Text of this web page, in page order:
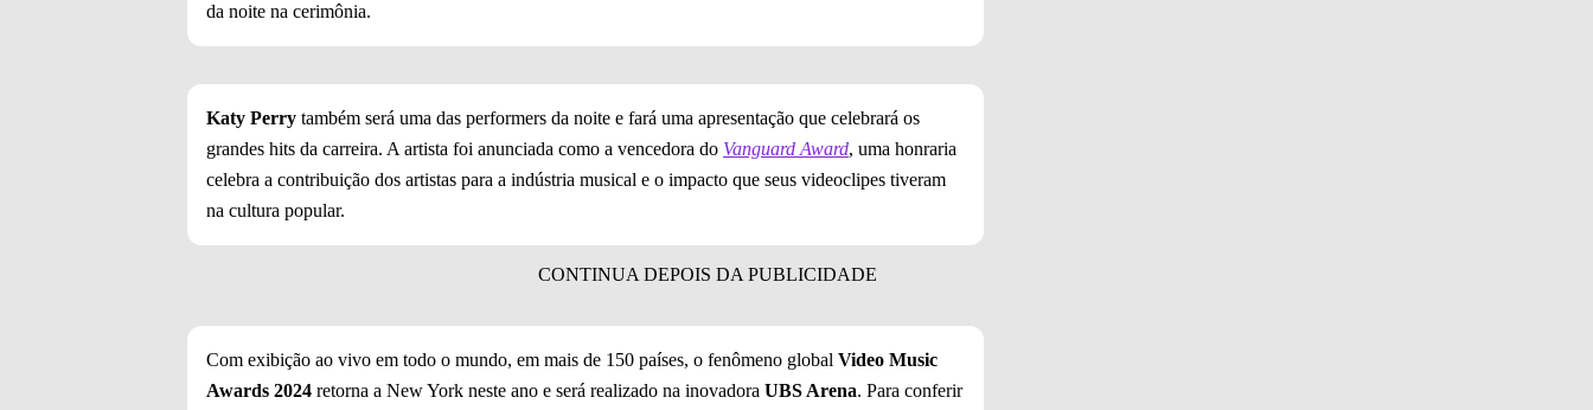
da noite na cerimônia.
Katy Perry também será uma das performers da noite e fará uma apresentação que celebrará os
grandes hits da carreira. A artista foi anunciada como a vencedora do Vanguard Award, uma honraria
celebra a contribuição dos artistas para a indústria musical e o impacto que seus videoclipes tiveram
na cultura popular.
Com exibição ao vivo em todo o mundo, em mais de 150 países, o fenômeno global Video Music
Awards 2024 retorna a New York neste ano e será realizado na inovadora UBS Arena. Para conferir